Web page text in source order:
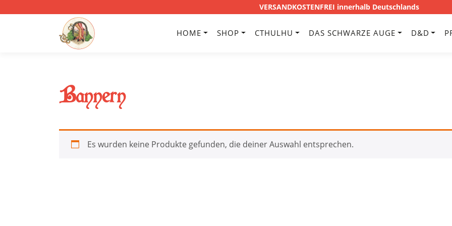
VERSANDKOSTENFREI innerhalb Deutschlands
HOME SHOP CTHULHU DAS SCHWARZE AUGE D&D
Bannern
Es wurden keine Produkte gefunden, die deiner Auswahl entsprechen.